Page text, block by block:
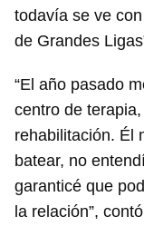
todavía se ve
de Grandes
“El año pasado
centro de
rehabilitación. Él
batear, no
garanticé que
la relación”,